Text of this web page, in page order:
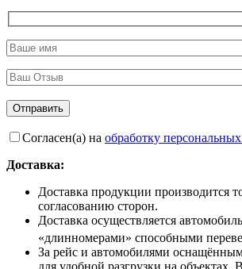
Согласен(а) на обработку
Доставка:
Доставка продукции производится
согласованию сторон.
Доставка осуществляется
«длинномерами» способными
За рейс и автомобилями
для удобной разгрузки на объектах.